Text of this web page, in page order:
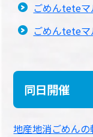
ごめんteteマ
ごめんtete
同日開催
地産地消ごめん